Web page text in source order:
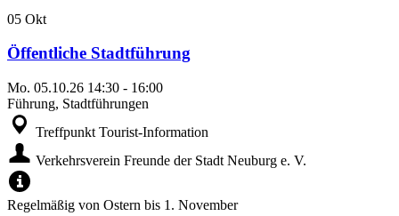
05 Okt
Öffentliche Stadtführung
Mo. 05.10.26 14:30 - 16:00
Führung, Stadtführungen
Treffpunkt Tourist-Information
Verkehrsverein Freunde der Stadt Neuburg e. V.
Regelmäßig von Ostern bis 1. November